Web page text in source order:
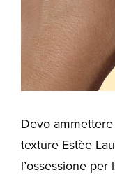
Devo
texture Estèe
l’ossessione